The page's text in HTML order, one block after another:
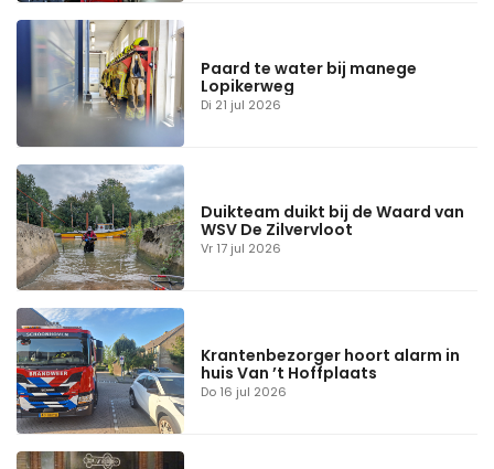
Di 21 jul 2026
Paard te water bij manege
Lopikerweg
Vr 17 jul 2026
Duikteam duikt bij de Waard van
WSV De Zilvervloot
Do 16 jul 2026
Krantenbezorger hoort alarm in
huis Van ’t Hoffplaats